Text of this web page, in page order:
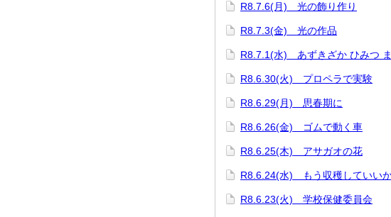
R8.7.6(月) 光の飾り作り
R8.7.3(金) 光の作品
R8.7.1(水) あずきざか ひみつ
R8.6.30(火) プロペラで実験
R8.6.29(月) 思春期に
R8.6.26(金) ゴムで動く車
R8.6.25(木) アサガオの花
R8.6.24(水) もう収穫していい
R8.6.23(火) 学校保健委員会